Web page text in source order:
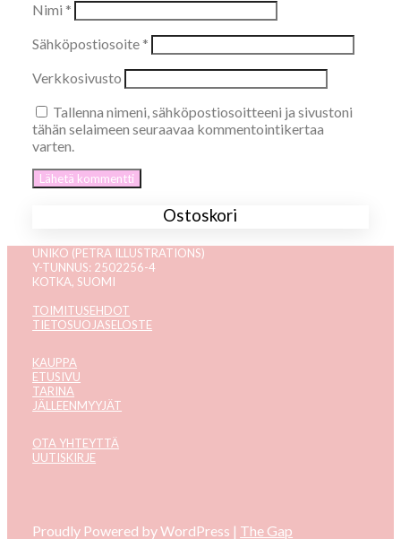
Nimi *
Sähköpostiosoite *
Verkkosivusto
Tallenna nimeni, sähköpostiosoitteeni ja sivustoni
tähän selaimeen seuraavaa kommentointikertaa
varten.
Ostoskori
UNIKO (PETRA ILLUSTRATIONS)
Y-TUNNUS: 2502256-4
KOTKA, SUOMI
TOIMITUSEHDOT
TIETOSUOJASELOSTE
KAUPPA
ETUSIVU
TARINA
JÄLLEENMYYJÄT
OTA YHTEYTTÄ
UUTISKIRJE
Proudly Powered by WordPress | The Gap